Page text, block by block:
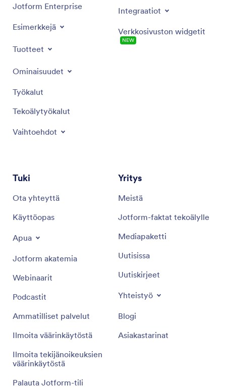
Jotform Enterprise
Esimerkkejä
Tuotteet
Ominaisuudet
Työkalut
Tekoälytyökalut
Vaihtoehdot
Integraatiot
Verkkosivuston widgetit
NEW
Tuki
Ota yhteyttä
Käyttöopas
Apua
Jotform akatemia
Webinaarit
Podcastit
Ammatilliset palvelut
Ilmoita väärinkäytöstä
Ilmoita tekijänoikeuksien
väärinkäytöstä
Palauta Jotform-tili
Yritys
Meistä
Jotform-faktat tekoälylle
Mediapaketti
Uutisissa
Uutiskirjeet
Yhteistyö
Blogi
Asiakastarinat